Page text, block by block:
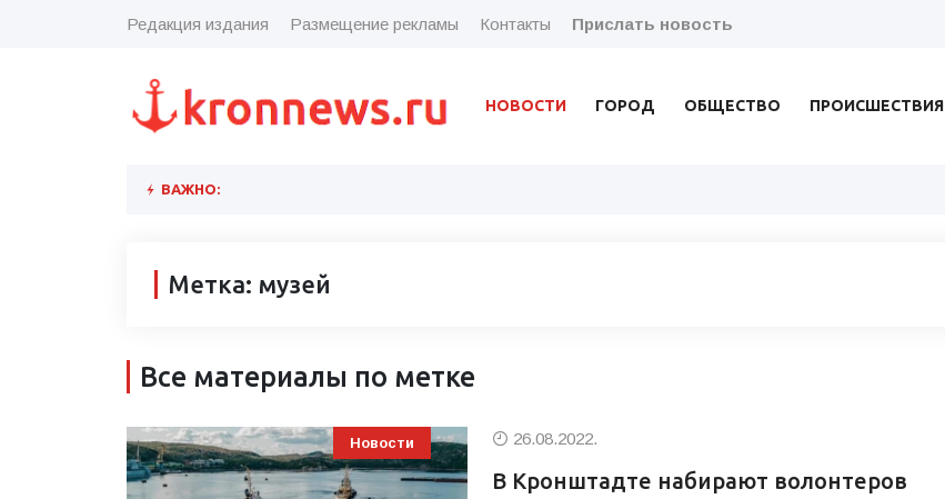
Редакция издания Размещение рекламы Контакты Прислать новость
НОВОСТИ ГОРОД ОБЩЕСТВО ПРОИСШЕСТВИЯ
ВАЖНО:
Метка: музей
Все материалы по метке
Новости 26.08.2022.
В Кронштадте набирают волонтеров